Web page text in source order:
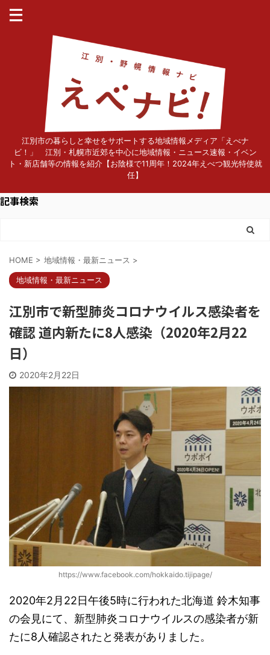
江別市の暮らしと幸せをサポートする地域情報メディア「えべナ
ビ！」 江別・札幌市近郊を中心に地域情報・ニュース速報・イベン
ト・新店舗等の情報を紹介【お陰様で11周年！2024年えべつ観光特使就
任】
記事検索
HOME > 地域情報・最新ニュース >
地域情報・最新ニュース
江別市で新型肺炎コロナウイルス感染者を
確認 道内新たに8人感染（2020年2月22
日）
2020年2月22日
https://www.facebook.com/hokkaido.tijipage/
2020年2月22日午後5時に行われた北海道 鈴木知事
の会見にて、新型肺炎コロナウイルスの感染者が新
たに8人確認されたと発表がありました。